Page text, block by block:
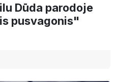
Dūda parodoje
pusvagonis"